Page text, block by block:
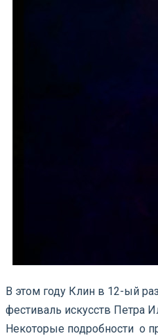
В этом году Клин в 12-ый
фестиваль искусств Петра
Некоторые подробности о